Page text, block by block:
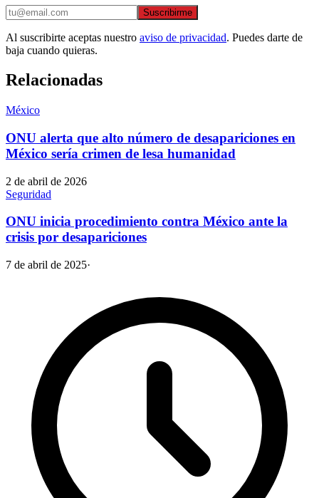
Suscribirme
Al suscribirte aceptas nuestro aviso de privacidad. Puedes darte de
baja cuando quieras.
Relacionadas
México
ONU alerta que alto número de desapariciones en
México sería crimen de lesa humanidad
2 de abril de 2026
Seguridad
ONU inicia procedimiento contra México ante la
crisis por desapariciones
7 de abril de 2025·